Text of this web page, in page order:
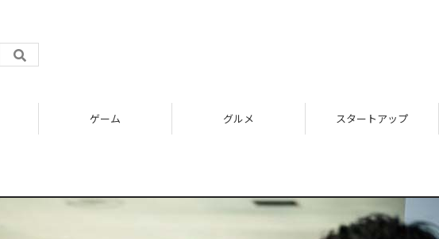
ゲーム グルメ スタートアップ